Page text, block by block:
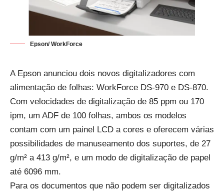
Epson/ WorkForce
A Epson anunciou dois novos digitalizadores com
alimentação de folhas: WorkForce DS-970 e DS-870.
Com velocidades de digitalização de 85 ppm ou 170
ipm, um ADF de 100 folhas, ambos os modelos
contam com um painel LCD a cores e oferecem várias
possibilidades de manuseamento dos suportes, de 27
g/m² a 413 g/m², e um modo de digitalização de papel
até 6096 mm.
Para os documentos que não podem ser digitalizados